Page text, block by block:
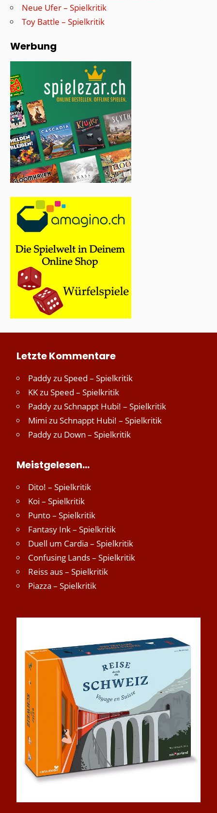
Neue Ufer – Spielkritik
Toy Battle – Spielkritik
Werbung
Letzte Kommentare
Paddyzu Speed – Spielkritik
KKzu Speed – Spielkritik
Paddyzu Schnappt Hubi! – Spielkritik
Mimi zu Schnappt Hubi! – Spielkritik
Paddyzu Down – Spielkritik
Meistgelesen…
Dito! – Spielkritik
Koi – Spielkritik
Punto – Spielkritik
Fantasy Ink – Spielkritik
Duell um Cardia – Spielkritik
Confusing Lands – Spielkritik
Reiss aus – Spielkritik
Piazza – Spielkritik